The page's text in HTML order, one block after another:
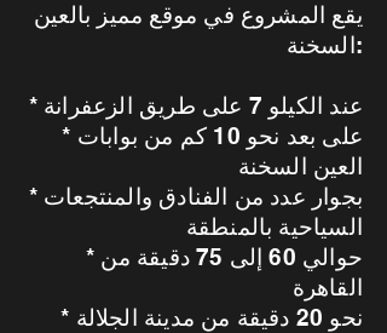
يقع المشروع في موقع مميز بالعين
السخنة:
* عند الكيلو 7 على طريق الزعفرانة
* على بعد نحو 10 كم من بوابات
العين السخنة
* بجوار عدد من الفنادق والمنتجعات
السياحية بالمنطقة
* حوالي 60 إلى 75 دقيقة من
القاهرة
* نحو 20 دقيقة من مدينة الجلالة